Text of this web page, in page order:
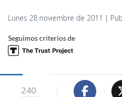
Lunes 28 noviembre de 2011 |
Seguimos criterios de
240